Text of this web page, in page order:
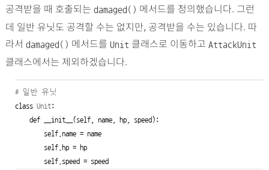
공격받을 때 호출되는 damaged() 메서드를 정의했습니다. 그런
데 일반 유닛도 공격할 수는 없지만, 공격받을 수는 있습니다. 따
라서 damaged() 메서드를 Unit 클래스로 이동하고 AttackUnit
클래스에서는 제외하겠습니다.
# 일반 유닛
class Unit:
def __init__(self, name, hp, speed):
        self.speed = speed